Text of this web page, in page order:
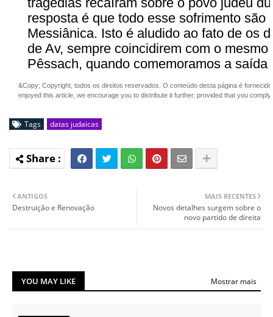
resposta é que todo esse sofrimento são
Messiânica. Isto é aludido ao fato de os
de Av, sempre coincidirem com o
Pêssach, quando comemoramos a
&Copy; Copyright, todos os direitos reservados. O conteúdo desta página é
enjoyed this article, we encourage you to distribute it further, provided that you
Tags datas judaicas
MAIS RECENTES
Novos detalhes surgem sobre o
novo partido de direita
ANTIGOS
Destruição e Renovação
YOU MAY LIKE Mostrar mais